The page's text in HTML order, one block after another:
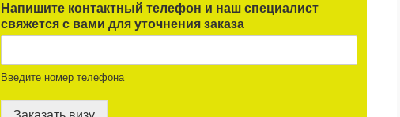
Напишите контактный телефон и наш специалист
свяжется с вами для уточнения заказа
Введите номер телефона